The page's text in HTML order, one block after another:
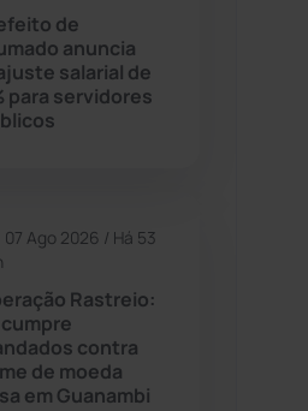
(49)
(1235)
de
anuncia
salarial de
para servidores
07 Ago 2026 / Há 53
Rastreio:
cumpre
contra
de moeda
em Guanambi